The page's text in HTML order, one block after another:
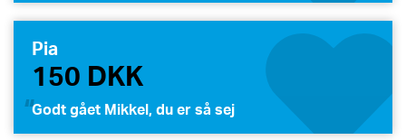
Pia
150 DKK
Godt gået Mikkel, du er så sej